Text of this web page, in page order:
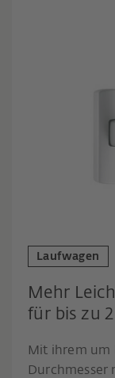
Laufwagen
Mehr
für bis zu
Mit ihrem um
Durchmesser